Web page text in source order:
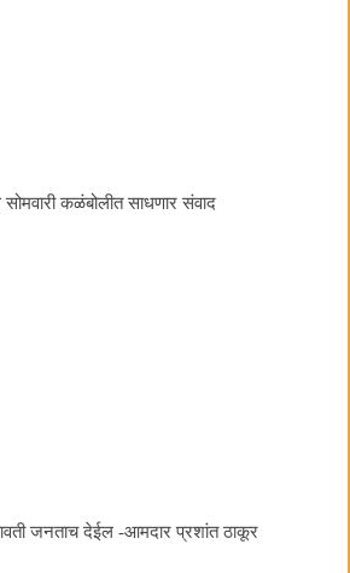
कळंबोलीत साधणार संवाद
जनताच देईल -आमदार प्रशांत ठाकूर